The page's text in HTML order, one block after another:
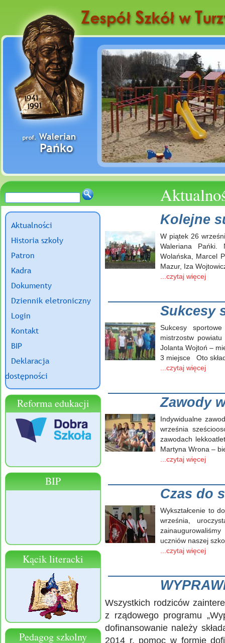
Aktualności
Historia szkoły
Patron
Kadra
Dokumenty
Dziennik eletroniczny
Login
Kontakt
BIP
Deklaracja
dostępności
Reforma edukacji
BIP
Kącik literacki
Pedagog szkolny
Kolejne
W piątek 26
Waleriana Pańki.
Wolańska, Marcel
Mazur, Iza
...czytaj więcej
Sukcesy
Sukcesy
mistrzostw
Jolanta Wojtoń –
3 miejsce Oto
...czytaj więcej
Zawody
Indywidualne
września
zawodach
Martyna Wrona –
...czytaj więcej
Czas do
Wykształcenie to
września,
uczniów naszej
...czytaj więcej
Wszystkich rodziców
z rządowego programu
dofinansowanie należy
2014 r. pomoc w formie